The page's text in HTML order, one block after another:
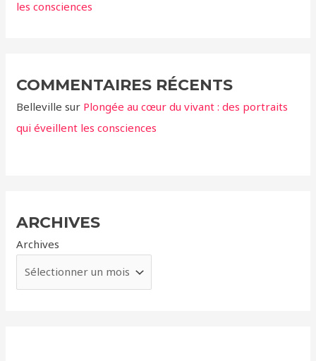
les consciences
COMMENTAIRES RÉCENTS
Belleville sur Plongée au cœur du vivant : des portraits
qui éveillent les consciences
ARCHIVES
Archives